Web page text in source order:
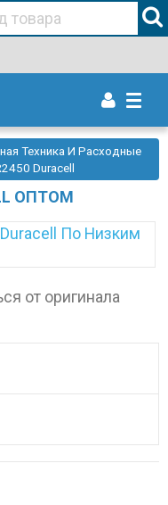
+38(067)506 44 19
Техника И Расходные
Duracell
ОПТОМ
от оригинала